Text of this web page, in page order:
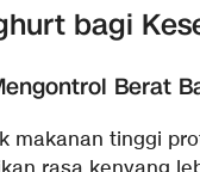
bagi
Berat
makanan tinggi